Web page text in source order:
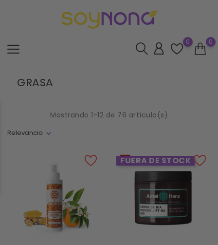
0
0
GRASA
Relevancia
Mostrando 1-12 de 76 artículo(s)
FUERA DE STOCK